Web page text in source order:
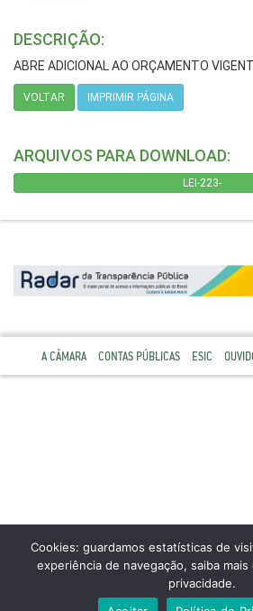
DESCRIÇÃO:
ABRE ADICIONAL AO ORÇAMENTO
VOLTAR IMPRIMIR PÁGINA
ARQUIVOS PARA DOWNLOAD:
LEI-223-
A CÂMARA CONTAS PÚBLICAS ESIC
Cookies: guardamos estatísticas de
experiência de navegação, saiba
privacidade.